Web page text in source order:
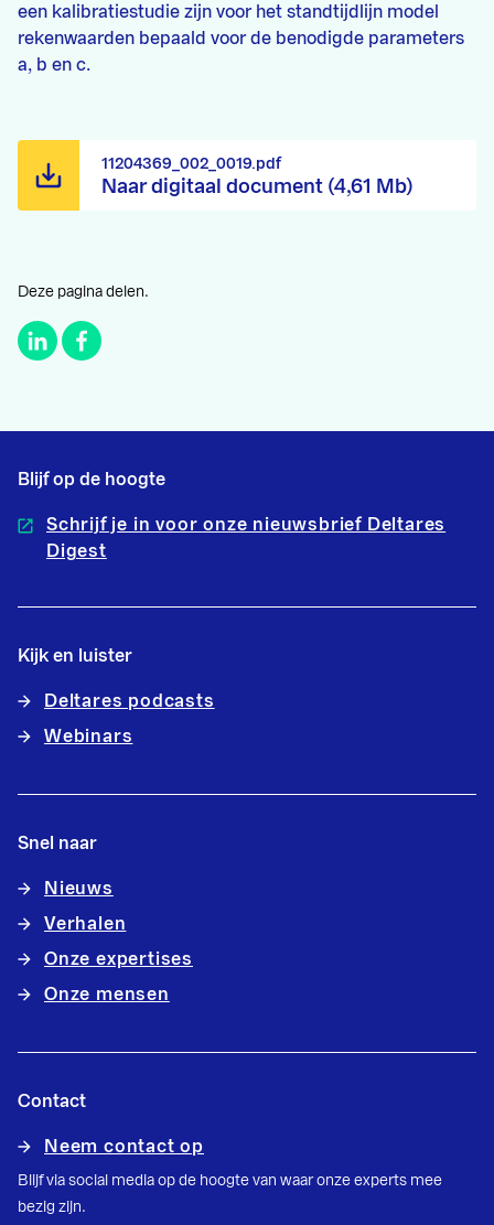
een kalibratiestudie zijn voor het standtijdlijn model
rekenwaarden bepaald voor de benodigde parameters
a, b en c.
Naar digitaal document (4,61 Mb)
11204369_002_0019.pdf
Deze pagina delen.
Blijf op de hoogte
Schrijf je in voor onze nieuwsbrief Deltares
Digest
Kijk en luister
Deltares podcasts
Webinars
Snel naar
Nieuws
Verhalen
Onze expertises
Onze mensen
Contact
Neem contact op
Blijf via social media op de hoogte van waar onze experts mee
bezig zijn.